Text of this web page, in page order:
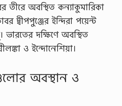
প্রি
লি
গাে
তীরে অবস্থিত কন্যাকুমারিকা
দ্বীপপুঞ্জের ইন্দিরা পয়েন্ট
ভারতের দক্ষিণে অবস্থিত
ও ইন্দোনেশিয়া।
অবস্থান ও